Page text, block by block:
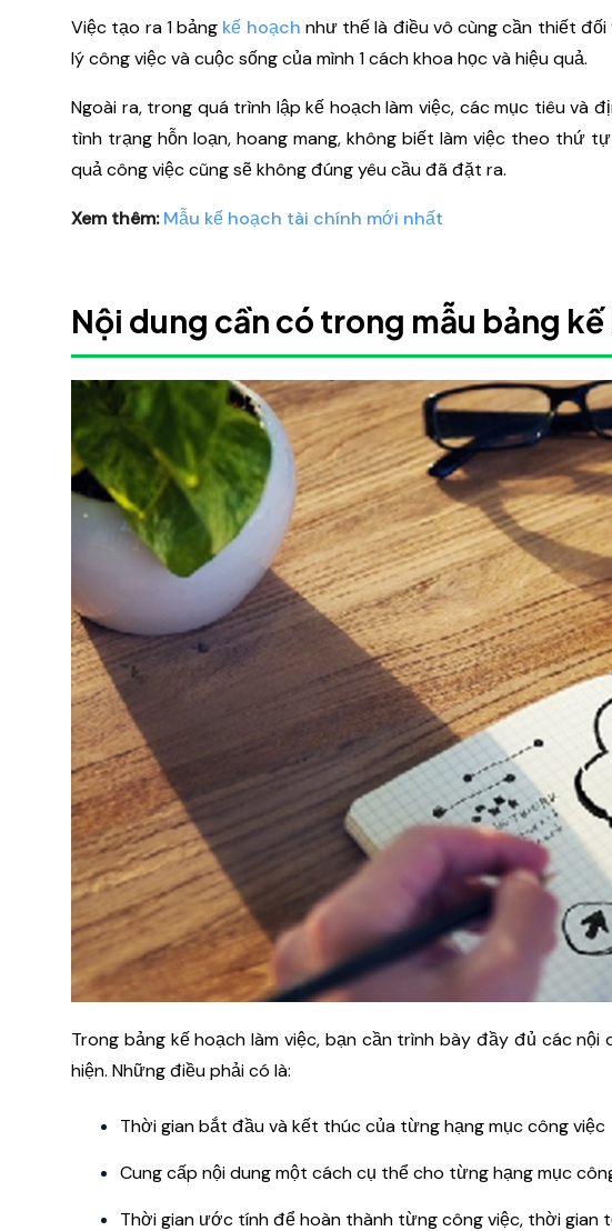
Việc tạo ra 1 bảng kế hoạch như thế là điều vô cùng cần thiết
lý công việc và cuộc sống của mình 1 cách khoa học và hiệu quả.
Ngoài ra, trong quá trình lập kế hoạch làm việc, các mục tiêu và
tình trạng hỗn loạn, hoang mang, không biết làm việc theo thứ
quả công việc cũng sẽ không đúng yêu cầu đã đặt ra.
Xem thêm: Mẫu kế hoạch tài chính mới nhất
Nội dung cần có trong mẫu bảng
Trong bảng kế hoạch làm việc, bạn cần trình bày đầy đủ các
hiện. Những điều phải có là:
Thời gian bắt đầu và kết thúc của từng hạng mục công việc
Cung cấp nội dung một cách cụ thể cho từng hạng mục
Thời gian ước tính để hoàn thành từng công việc, thời gian